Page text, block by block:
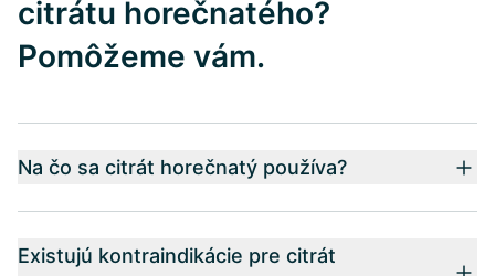
citrátu horečnatého?
Pomôžeme vám.
Na čo sa citrát horečnatý používa?
Existujú kontraindikácie pre citrát